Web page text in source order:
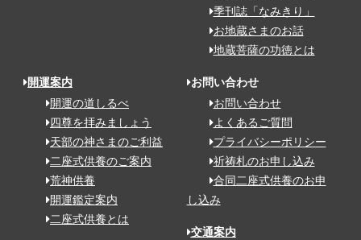
季刊誌「なみきり」
お地蔵さまのお話
地蔵菩薩の功徳とは
開運案内
開運の道しるべ
四尊を拝みましょう
天部の神さまのご利益
二座式供養のご案内
荒神供養
開運鑑定案内
二座式供養とは
お問い合わせ
お問い合わせ
よくあるご質問
プライバシーポリシー
祈祷札のお申し込み
合同二座式供養のお申
し込み
交通案内